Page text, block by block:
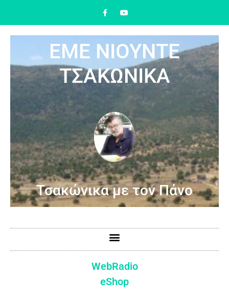
ΕΜΕ ΝΙΟΥΝΤΕ
ΤΣΑΚΩΝΙΚΑ
Τσακώνικα με τον Πάνο
WebRadio
eShop